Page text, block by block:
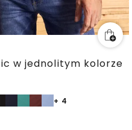
w jednolitym kolorze
+ 4